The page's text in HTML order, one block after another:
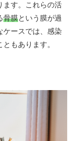
ます。これらの活
骨膜という膜が過
ケースでは、感染
もあります。